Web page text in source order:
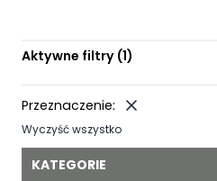
Aktywne filtry (1)
Przeznaczenie:
Wyczyść wszystko
KATEGORIE